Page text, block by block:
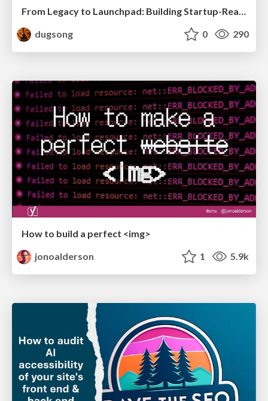
dugsong
0 290
How to build a perfect <img>
jonoalderson
1 5.9k